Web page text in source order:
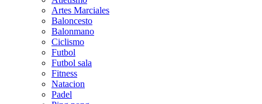
Artes Marciales
Baloncesto
Balonmano
Ciclismo
Futbol
Futbol sala
Fitness
Natacion
Padel